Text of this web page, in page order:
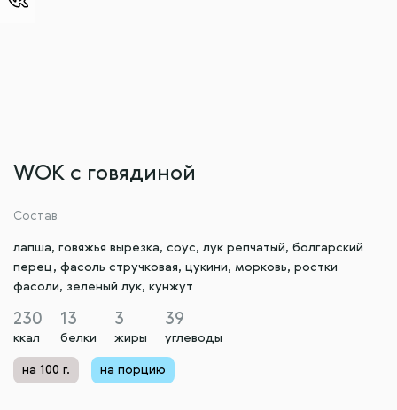
WOK с говядиной
Состав
лапша, говяжья вырезка, соус, лук репчатый, болгарский
перец, фасоль стручковая, цукини, морковь, ростки
фасоли, зеленый лук, кунжут
230
ккал
13
белки
3
жиры
39
углеводы
на 100 г. на порцию